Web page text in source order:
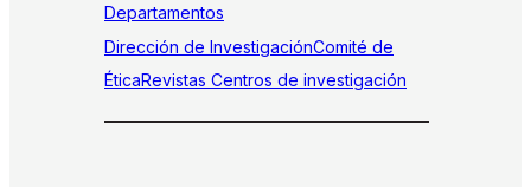
Departamentos
Dirección de InvestigaciónComité de
ÉticaRevistas Centros de investigación